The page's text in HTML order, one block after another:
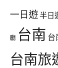
一日遊半日
廳 台南 台
台南旅